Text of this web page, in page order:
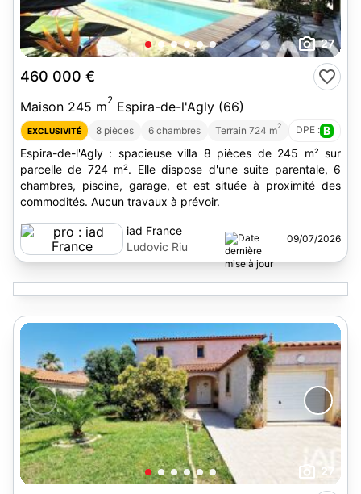
27
460 000 €
Maison 245 m2 Espira-de-l'Agly (66)
EXCLUSIVITÉ 8 pièces 6 chambres Terrain 724 m2 DPE : B
Espira-de-l'Agly : spacieuse villa 8 pièces de 245 m² sur
parcelle de 724 m². Elle dispose d'une suite parentale, 6
chambres, piscine, garage, et est située à proximité des
commodités. Aucun travaux à prévoir.
iad France
Ludovic Riu
09/07/2026
27